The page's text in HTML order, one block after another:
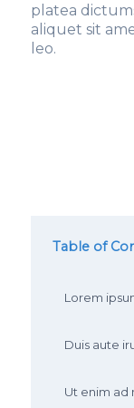
platea
aliquet sit
leo.
Table of
Lorem
Duis aute
Ut enim ad